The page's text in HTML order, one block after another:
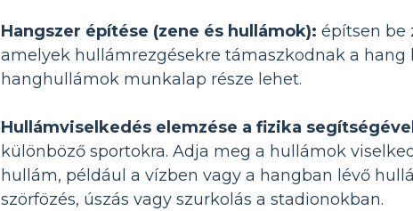
Hangszer építése (zene és hullámok): építsen be
amelyek hullámrezgésekre támaszkodnak a
hanghullámok munkalap része lehet.
Hullámviselkedés elemzése a fizika
különböző sportokra. Adja meg a hullámok
hullám, például a vízben vagy a hangban lévő
szörfözés, úszás vagy szurkolás a stadionokban.